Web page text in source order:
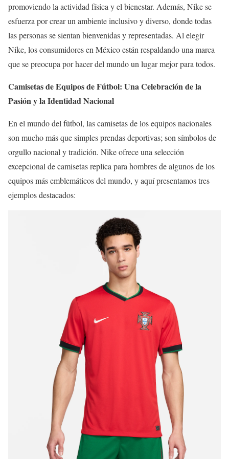
promoviendo la actividad física y el bienestar. Además, Nike se
esfuerza por crear un ambiente inclusivo y diverso, donde todas
las personas se sientan bienvenidas y representadas. Al elegir
Nike, los consumidores en México están respaldando una marca
que se preocupa por hacer del mundo un lugar mejor para todos.
Camisetas de Equipos de Fútbol: Una Celebración de la
Pasión y la Identidad Nacional
En el mundo del fútbol, las camisetas de los equipos nacionales
son mucho más que simples prendas deportivas; son símbolos de
orgullo nacional y tradición. Nike ofrece una selección
excepcional de camisetas replica para hombres de algunos de los
equipos más emblemáticos del mundo, y aquí presentamos tres
ejemplos destacados: